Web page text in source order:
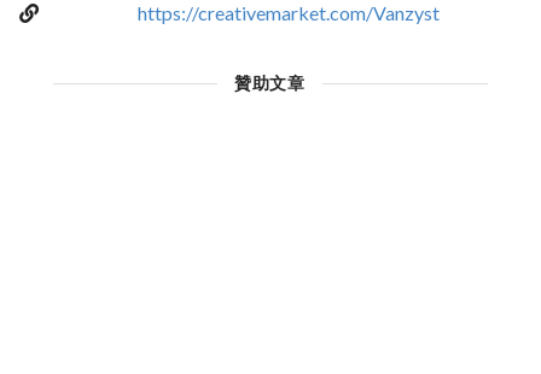
https://creativemarket.com/Vanzyst
贊助文章